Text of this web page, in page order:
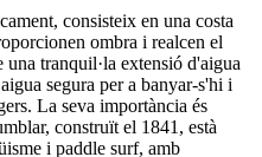
consisteix en una costa
ombra i realcen el
tranquil·la extensió d'aigua
segura per a banyar-s'hi i
La seva importància és
construït el 1841, està
i paddle surf, amb